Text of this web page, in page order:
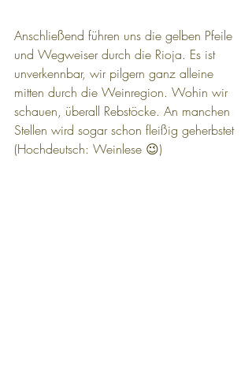
Anschließend führen uns die gelben Pfeile
und Wegweiser durch die Rioja. Es ist
unverkennbar, wir pilgern ganz alleine
mitten durch die Weinregion. Wohin wir
schauen, überall Rebstöcke. An manchen
Stellen wird sogar schon fleißig geherbstet
(Hochdeutsch: Weinlese 😉)